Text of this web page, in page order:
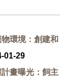
環境：創建和
01-29
畫曝光：飼主